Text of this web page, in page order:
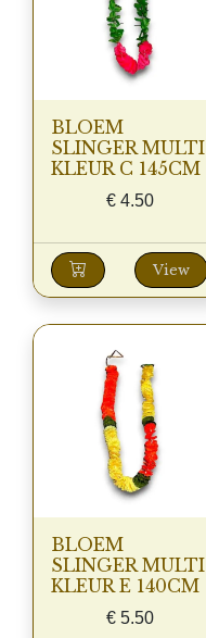
BLOEM
SLINGER MULTI
KLEUR C 145CM
€4.50
View
BLOEM
SLINGER MULTI
KLEUR E 140CM
€5.50